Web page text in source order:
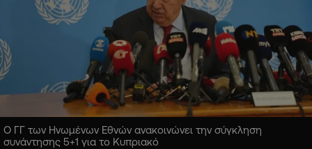
Ο ΓΓ των Ηνωμένων Εθνών ανακοινώνει την σύγκληση
συνάντησης 5+1 για το Κυπριακό